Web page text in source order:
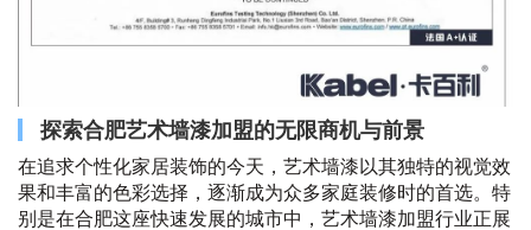
探索合肥艺术墙漆加盟的无限商机与前景
在追求个性化家居装饰的今天，艺术墙漆以其独特的视觉效
果和丰富的色彩选择，逐渐成为众多家庭装修时的首选。特
别是在合肥这座快速发展的城市中，艺术墙漆加盟行业正展